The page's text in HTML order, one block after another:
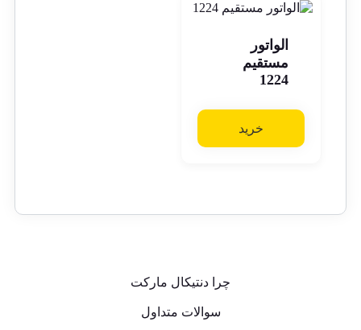
الواتور
مستقیم
1224
خرید
چرا دنتیکال مارکت
سوالات متداول